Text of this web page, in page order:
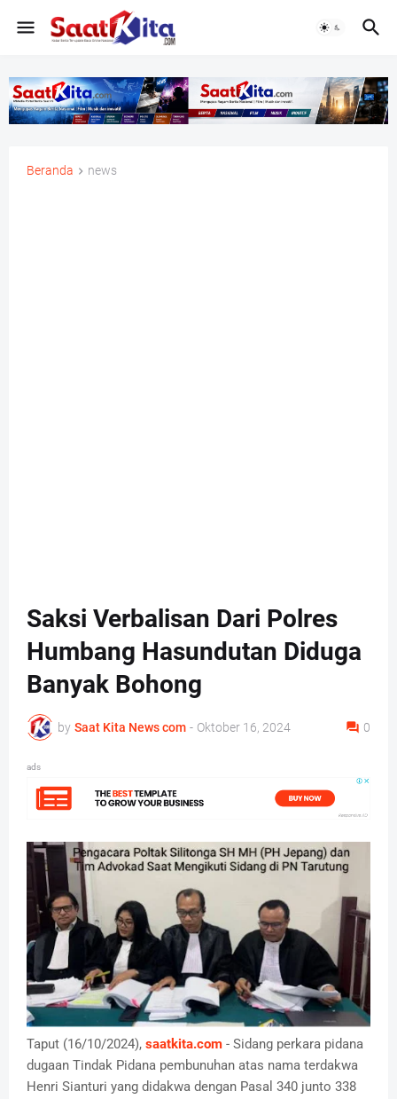
Beranda news
Saksi Verbalisan Dari Polres
Humbang Hasundutan Diduga
Banyak Bohong
by Saat Kita News com - Oktober 16, 2024 0
ads
Taput (16/10/2024), saatkita.com - Sidang perkara pidana
dugaan Tindak Pidana pembunuhan atas nama terdakwa
Henri Sianturi yang didakwa dengan Pasal 340 junto 338